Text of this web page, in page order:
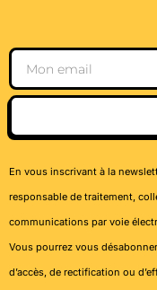
Email
En vous inscrivant à la
responsable de traitement,
communications par voie
Vous pourrez vous
d’accès, de rectification ou